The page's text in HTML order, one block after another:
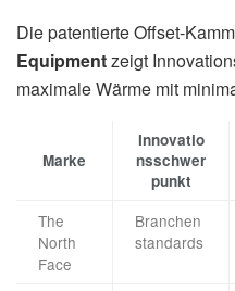
Die patentierte Offset-
Equipmentzeigt
maximale Wärme mit
Marke
Innovatio
nsschwer
punkt
The
North
Face
Branchen
standards